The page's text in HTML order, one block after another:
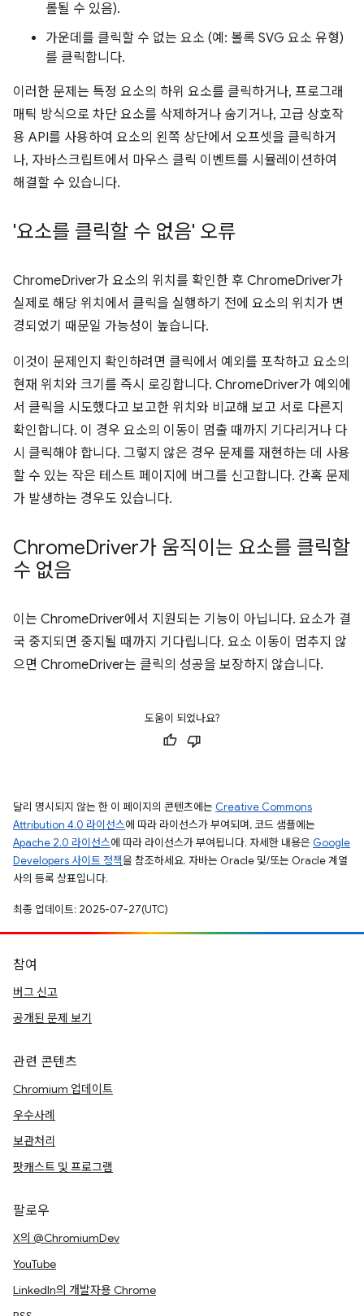
롤될 수 있음).
가운데를 클릭할 수 없는 요소 (예: 볼록 SVG 요소 유형)
를 클릭합니다.
이러한 문제는 특정 요소의 하위 요소를 클릭하거나, 프로그래
매틱 방식으로 차단 요소를 삭제하거나 숨기거나, 고급 상호작
용 API를 사용하여 요소의 왼쪽 상단에서 오프셋을 클릭하거
나, 자바스크립트에서 마우스 클릭 이벤트를 시뮬레이션하여
해결할 수 있습니다.
'요소를 클릭할 수 없음' 오류
ChromeDriver가 요소의 위치를 확인한 후 ChromeDriver가
실제로 해당 위치에서 클릭을 실행하기 전에 요소의 위치가 변
경되었기 때문일 가능성이 높습니다.
이것이 문제인지 확인하려면 클릭에서 예외를 포착하고 요소의
현재 위치와 크기를 즉시 로깅합니다. ChromeDriver가 예외에
서 클릭을 시도했다고 보고한 위치와 비교해 보고 서로 다른지
확인합니다. 이 경우 요소의 이동이 멈출 때까지 기다리거나 다
시 클릭해야 합니다. 그렇지 않은 경우 문제를 재현하는 데 사용
할 수 있는 작은 테스트 페이지에 버그를 신고합니다. 간혹 문제
가 발생하는 경우도 있습니다.
ChromeDriver가 움직이는 요소를 클릭할
수 없음
이는 ChromeDriver에서 지원되는 기능이 아닙니다. 요소가 결
국 중지되면 중지될 때까지 기다립니다. 요소 이동이 멈추지 않
으면 ChromeDriver는 클릭의 성공을 보장하지 않습니다.
도움이 되었나요?
달리 명시되지 않는 한 이 페이지의 콘텐츠에는 Creative Commons
Attribution 4.0 라이선스에 따라 라이선스가 부여되며, 코드 샘플에는
Apache 2.0 라이선스에 따라 라이선스가 부여됩니다. 자세한 내용은 Google
Developers 사이트 정책을 참조하세요. 자바는 Oracle 및/또는 Oracle 계열
사의 등록 상표입니다.
최종 업데이트: 2025-07-27(UTC)
참여
버그 신고
공개된 문제 보기
관련 콘텐츠
Chromium 업데이트
우수사례
보관처리
팟캐스트 및 프로그램
팔로우
X의 @ChromiumDev
YouTube
LinkedIn의 개발자용 Chrome